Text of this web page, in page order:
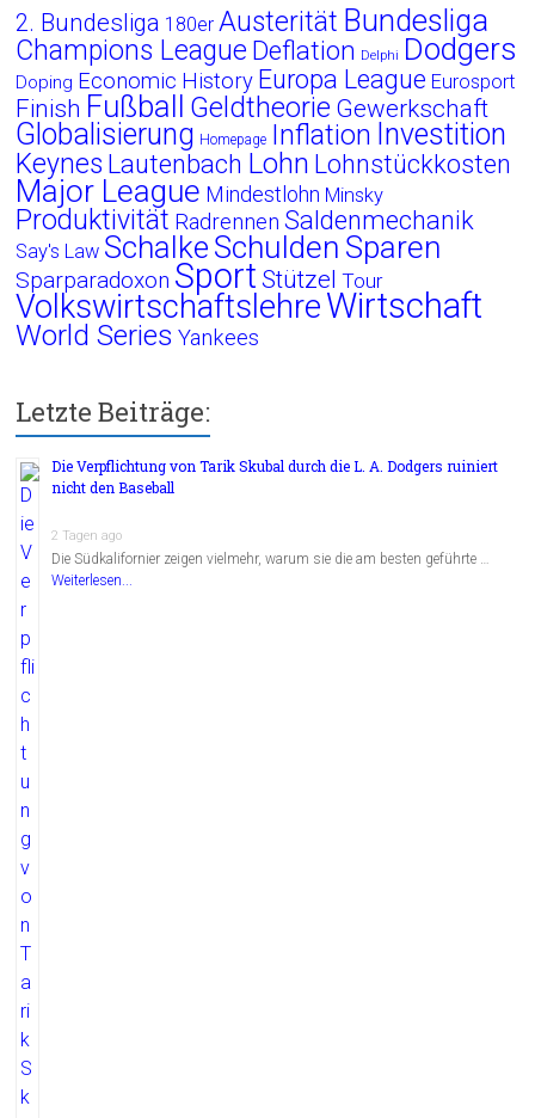
2. Bundesliga 180er Austerität Bundesliga
Champions League Deflation Delphi Dodgers
Doping Economic History Europa League Eurosport
Finish Fußball Geldtheorie Gewerkschaft
Globalisierung Homepage Inflation Investition
Keynes Lautenbach Lohn Lohnstückkosten
Major League Mindestlohn Minsky
Produktivität Radrennen Saldenmechanik
Say's Law Schalke Schulden Sparen
Sparparadoxon Sport Stützel Tour
VolkswirtschaftslehreWirtschaft
World Series Yankees
Letzte Beiträge:
Die Verpflichtung von Tarik Skubal durch die L. A. Dodgers ruiniert
nicht den Baseball
2 Tagen ago
Die Südkalifornier zeigen vielmehr, warum sie die am besten geführte …
Weiterlesen...